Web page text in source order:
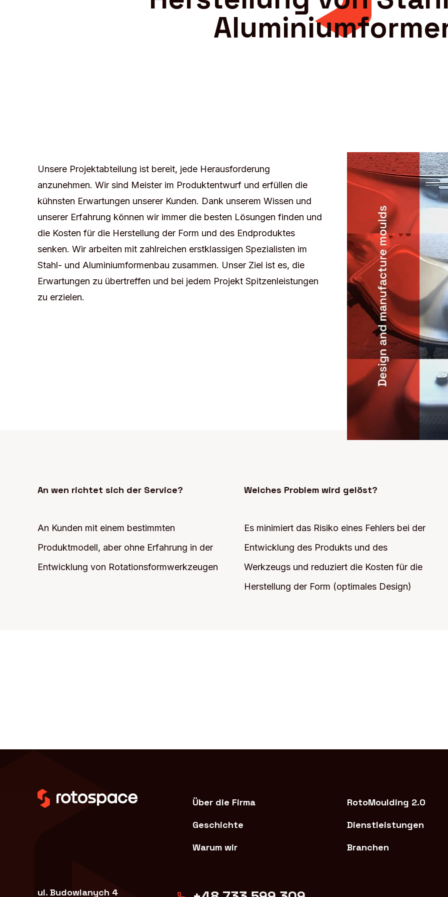
Unsere Projektabteilung ist bereit, jede Herausforderung
anzunehmen. Wir sind Meister im Produktentwurf und erfüllen die
kühnsten Erwartungen unserer Kunden. Dank unserem Wissen und
unserer Erfahrung können wir immer die besten Lösungen finden und
die Kosten für die Herstellung der Form und des Endproduktes
senken. Wir arbeiten mit zahlreichen erstklassigen Spezialisten im
Stahl- und Aluminiumformenbau zusammen. Unser Ziel ist es, die
Erwartungen zu übertreffen und bei jedem Projekt Spitzenleistungen
zu erzielen.
An wen richtet sich der Service?
An Kunden mit einem bestimmten
Produktmodell, aber ohne Erfahrung in der
Entwicklung von Rotationsformwerkzeugen
Welches Problem wird gelöst?
Es minimiert das Risiko eines Fehlers bei der
Entwicklung des Produkts und des
Werkzeugs und reduziert die Kosten für die
Herstellung der Form (optimales Design)
ul. Budowlanych 4
Über die Firma
Geschichte
Warum wir
RotoMoulding 2.0
Dienstleistungen
Branchen